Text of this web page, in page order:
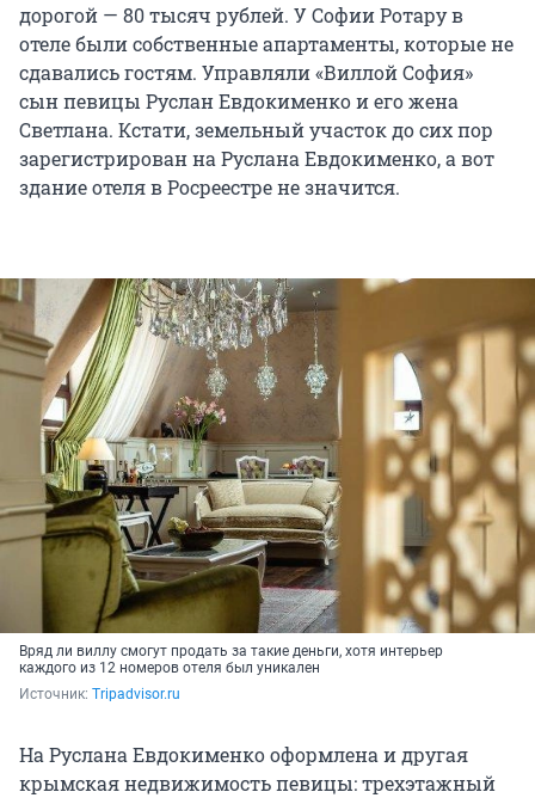
дорогой — 80 тысяч рублей. У Софии Ротару в
отеле были собственные апартаменты, которые не
сдавались гостям. Управляли «Виллой София»
сын певицы Руслан Евдокименко и его жена
Светлана. Кстати, земельный участок до сих пор
зарегистрирован на Руслана Евдокименко, а вот
здание отеля в Росреестре не значится.
Вряд ли виллу смогут продать за такие деньги, хотя интерьер
каждого из 12 номеров отеля был уникален
Источник: Тripadvisor.ru
На Руслана Евдокименко оформлена и другая
крымская недвижимость певицы: трехэтажный